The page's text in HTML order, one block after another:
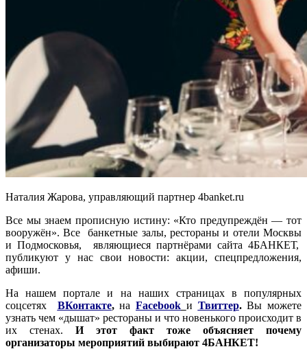
Наталия Жарова, управляющий партнер 4banket.ru
Все мы знаем прописную истину: «Кто предупреждён — тот
вооружён». Все банкетные залы, рестораны и отели Москвы
и Подмосковья, являющиеся партнёрами сайта 4БАНКЕТ,
публикуют у нас свои новости: акции, спецпредложения,
афиши.
На нашем портале и на наших страницах в популярных
соцсетях ВКонтакте,на Facebook и Твиттер.Вы можете
узнать чем «дышат» рестораны и что новенького происходит в
их стенах. И этот факт тоже объясняет почему
организаторы мероприятий выбирают 4БАНКЕТ!